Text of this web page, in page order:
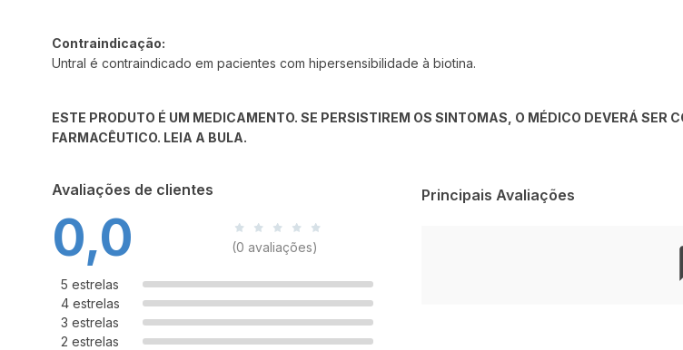
Contraindicação:
Untral é contraindicado em pacientes com hipersensibilidade à biotina.
ESTE PRODUTO É UM MEDICAMENTO. SE PERSISTIREM OS SINTOMAS, O MÉDICO DEVERÁ SER
FARMACÊUTICO. LEIA A BULA.
Avaliações de clientes
0,0 (0 avaliações)
5 estrelas
4 estrelas
3 estrelas
2 estrelas
Principais Avaliações